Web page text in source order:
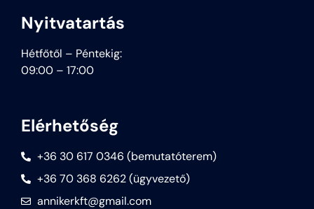
Nyitvatartás
Hétfőtől – Péntekig:
09:00 – 17:00
Elérhetőség
+36 30 617 0346 (bemutatóterem)
+36 70 368 6262 (ügyvezető)
annikerkft@gmail.com